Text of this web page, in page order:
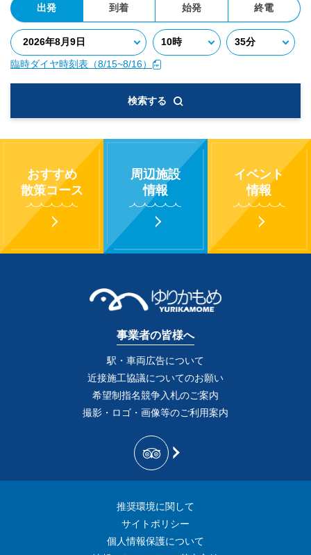
出発 到着 始発 終電
臨時ダイヤ時刻表（8/15~8/16）
検索する
おすすめ
散策コース
周辺施設
情報
イベント
情報
事業者の皆様へ
駅・車両広告について
近接施工協議についてのお願い
希望制指名競争入札のご案内
撮影・ロゴ・画像等のご利用案内
推奨環境に関して
サイトポリシー
個人情報保護について